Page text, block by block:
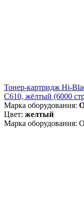
Тонер-картридж Hi-
C610, жёлтый (6000
Марка оборудования:
Цвет: желтый
Марка оборудования: